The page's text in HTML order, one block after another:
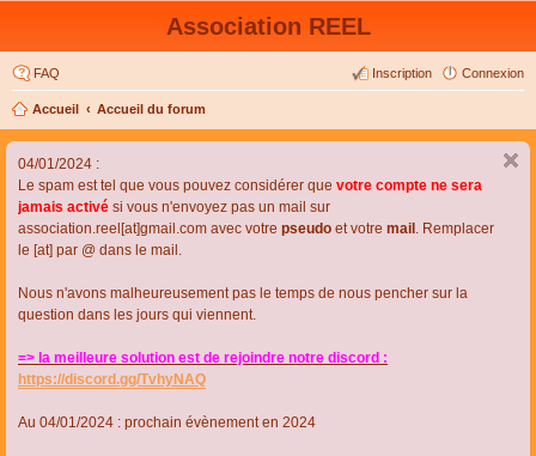
Association REEL
FAQ Connexion
Inscription
Accueil Accueil du forum
04/01/2024 :
Le spam est tel que vous pouvez considérer que votre compte ne sera
jamais activé si vous n'envoyez pas un mail sur
association.reel[at]gmail.com avec votre pseudo et votre mail . Remplacer
le [at] par @ dans le mail.
Nous n'avons malheureusement pas le temps de nous pencher sur la
question dans les jours qui viennent.
=> la meilleure solution est de rejoindre notre discord :
https://discord.gg/TvhyNAQ
Au 04/01/2024 : prochain évènement en 2024